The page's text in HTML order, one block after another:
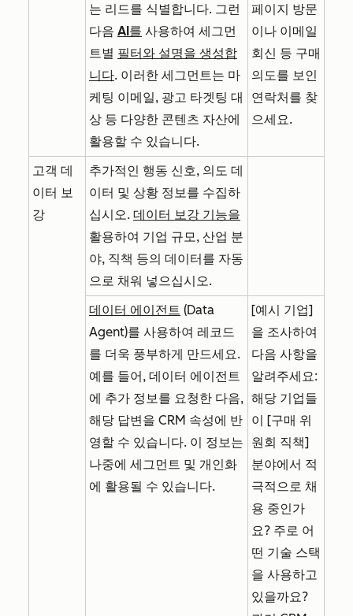
는 리드를 식별합니다. 그런
다음 AI를 사용하여 세그먼
트별 필터와 설명을 생성합
니다. 이러한 세그먼트는 마
케팅 이메일, 광고 타겟팅 대
상 등 다양한 콘텐츠 자산에
활용할 수 있습니다.
페이지 방문
이나 이메일
회신 등 구매
의도를 보인
연락처를 찾
으세요.
고객 데
이터 보
강
추가적인 행동 신호, 의도 데
이터 및 상황 정보를 수집하
십시오. 데이터 보강 기능을
활용하여 기업 규모, 산업 분
야, 직책 등의 데이터를 자동
으로 채워 넣으십시오.
데이터 에이전트 (Data
Agent)를 사용하여 레코드
를 더욱 풍부하게 만드세요.
예를 들어, 데이터 에이전트
에 추가 정보를 요청한 다음,
해당 답변을 CRM 속성에 반
영할 수 있습니다. 이 정보는
나중에 세그먼트 및 개인화
에 활용될 수 있습니다.
[예시 기업]
을 조사하여
다음 사항을
알려주세요:
해당 기업들
이 [구매 위
원회 직책]
분야에서 적
극적으로 채
용 중인가
요? 주로 어
떤 기술 스택
을 사용하고
있을까요?